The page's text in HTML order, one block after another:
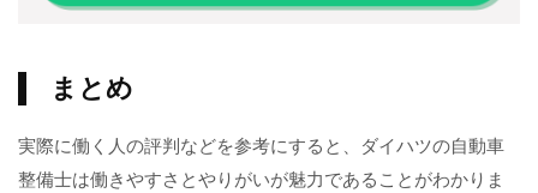
まとめ
実際に働く人の評判などを参考にすると、ダイハツの自動車
整備士は働きやすさとやりがいが魅力であることがわかりま